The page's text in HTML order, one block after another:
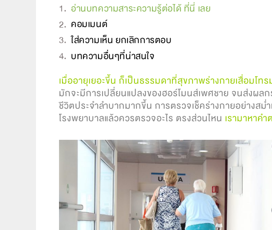
อ่านบทความสาระความรู้ต่อได้ ที่นี่ เลย
คอมเมนต์
ใส่ความเห็น ยกเลิกการตอบ
บทความอื่นๆที่น่าสนใจ
เมื่ออายุเยอะขึ้น ก็เป็นธรรมดาที่สุขภาพร่างกายเสื่อมโทร
มักจะมีการเปลี่ยนแปลงของฮอร์โมนส์เพศชาย จนส่งผล
ชีวิตประจำลำบากมากขึ้น การตรวจเช็คร่างกายอย่างสม่
โรงพยาบาลแล้วควรตรวจอะไร ตรงส่วนไหน เรามาหาค